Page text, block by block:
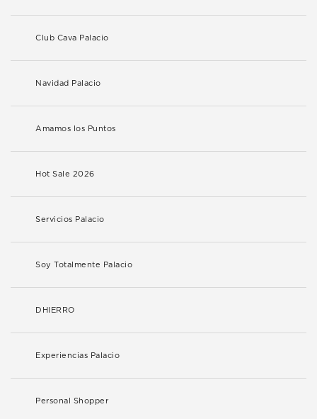
Club Cava Palacio
Navidad Palacio
Amamos los Puntos
Hot Sale 2026
Servicios Palacio
Soy Totalmente Palacio
DHIERRO
Experiencias Palacio
Personal Shopper